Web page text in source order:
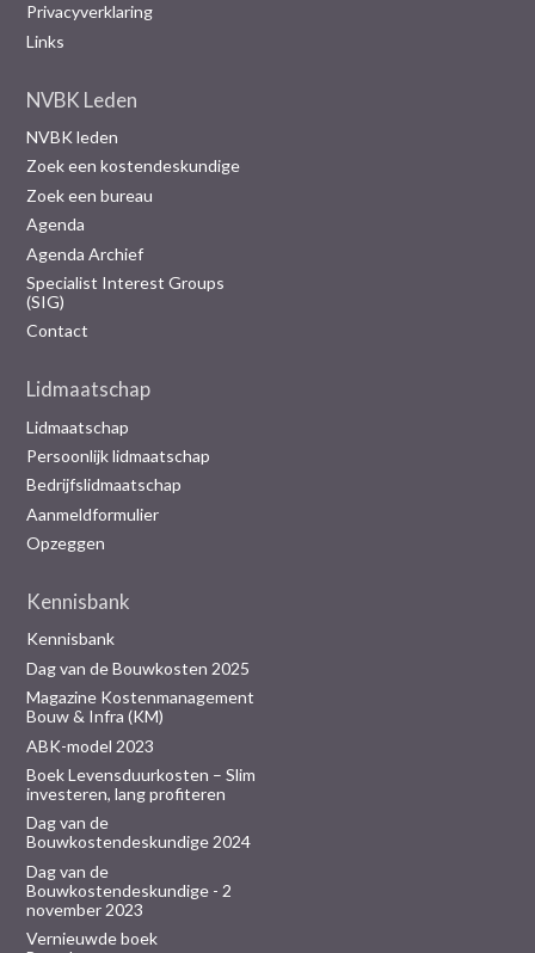
Privacyverklaring
Links
NVBK Leden
NVBK leden
Zoek een kostendeskundige
Zoek een bureau
Agenda
Agenda Archief
Specialist Interest Groups
(SIG)
Contact
Lidmaatschap
Lidmaatschap
Persoonlijk lidmaatschap
Bedrijfslidmaatschap
Aanmeldformulier
Opzeggen
Kennisbank
Kennisbank
Dag van de Bouwkosten 2025
Magazine Kostenmanagement
Bouw & Infra (KM)
ABK-model 2023
Boek Levensduurkosten – Slim
investeren, lang profiteren
Dag van de
Bouwkostendeskundige 2024
Dag van de
Bouwkostendeskundige - 2
november 2023
Vernieuwde boek